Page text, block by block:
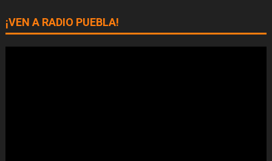
¡VEN A RADIO PUEBLA!